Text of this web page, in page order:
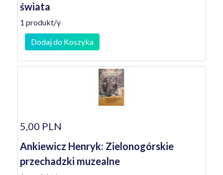
świata
1 produkt/y
Dodaj do Koszyka
5,00 PLN
Ankiewicz Henryk: Zielonogórskie
przechadzki muzealne